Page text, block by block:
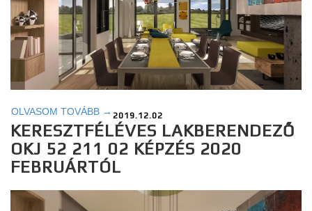
OLVASOM TOVÁBB → 2019.12.02
KERESZTFÉLÉVES LAKBERENDEZŐ
OKJ 52 211 02 KÉPZÉS 2020
FEBRUÁRTÓL